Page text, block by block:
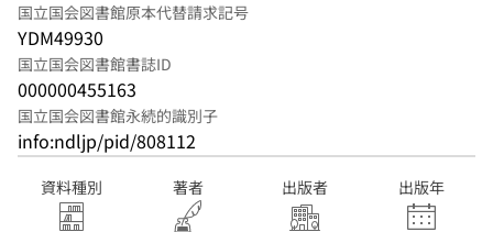
国立国会図書館原本代替請求記号
YDM49930
国立国会図書館書誌ID
000000455163
国立国会図書館永続的識別子
info:ndljp/pid/808112
資料種別 著者 出版者 出版年